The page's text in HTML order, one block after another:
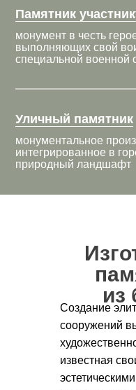
Памятник
монумент в честь
выполняющих свой
специальной военной
Уличный памятник
монументальное
интегрированное в
природный ландшафт
из
Создание
сооружений
известная